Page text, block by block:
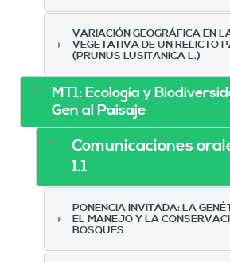
VARIACIÓN GEOGRÁFICA EN
VEGETATIVA DE UN RELICTO
(PRUNUS LUSITANICA L.)
MT1: Ecología y
Gen al Paisaje
Comunicaciones
1.1
PONENCIA INVITADA: LA
EL MANEJO Y LA
BOSQUES